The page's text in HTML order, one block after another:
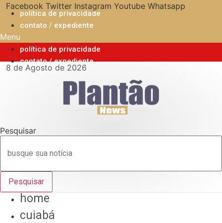
para
conteúdo
Facebook Twitter Instagram Youtube Whatsapp
política de privacidade
contato / expediente
Menu
política de privacidade
contato / expediente
8 de Agosto de 2026
Pesquisar
Pesquisar
home
cuiabá